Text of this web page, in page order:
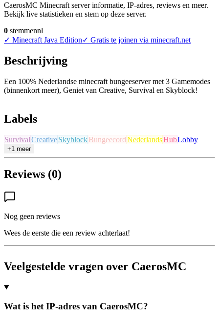
CaerosMC Minecraft server informatie, IP-adres, reviews en meer.
Bekijk live statistieken en stem op deze server.
0 stemmennl
✓ Minecraft Java Edition✓ Gratis te joinen via minecraft.net
Beschrijving
Een 100% Nederlandse minecraft bungeeserver met 3 Gamemodes
(binnenkort meer), Geniet van Creative, Survival en Skyblock!
Labels
SurvivalCreativeSkyblockBungeecordNederlandsHubLobby
+1 meer
Reviews (0)
Nog geen reviews
Wees de eerste die een review achterlaat!
Veelgestelde vragen over CaerosMC
Wat is het IP-adres van CaerosMC?